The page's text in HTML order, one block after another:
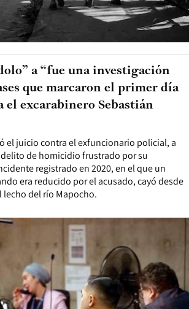
el juicio contra el exfuncionario policial, a
de homicidio frustrado por su
registrado en 2020, en el que un
era reducido por el acusado, cayó desde
del río Mapocho.
a “fue una investigación
que marcaron el primer día
el excarabinero Sebastián